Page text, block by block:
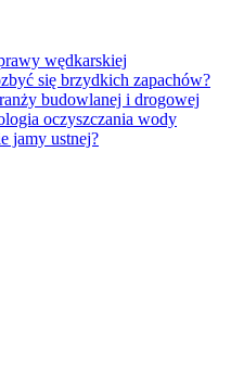
wędkarskiej
się brzydkich zapachów?
budowlanej i drogowej
oczyszczania wody
jamy ustnej?